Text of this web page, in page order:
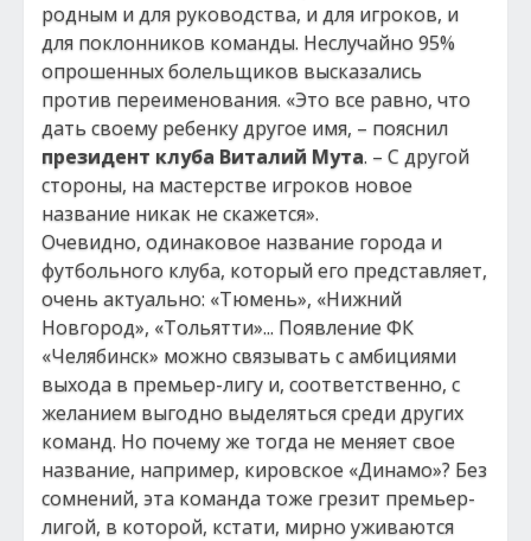
родным и для руководства, и для игроков, и
для поклонников команды. Неслучайно 95%
опрошенных болельщиков высказались
против переименования. «Это все равно, что
дать своему ребенку другое имя, – пояснил
президент клуба Виталий Мута. – С другой
стороны, на мастерстве игроков новое
название никак не скажется».
Очевидно, одинаковое название города и
футбольного клуба, который его представляет,
очень актуально: «Тюмень», «Нижний
Новгород», «Тольятти»... Появление ФК
«Челябинск» можно связывать с амбициями
выхода в премьер-лигу и, соответственно, с
желанием выгодно выделяться среди других
команд. Но почему же тогда не меняет свое
название, например, кировское «Динамо»? Без
сомнений, эта команда тоже грезит премьер-
лигой, в которой, кстати, мирно уживаются